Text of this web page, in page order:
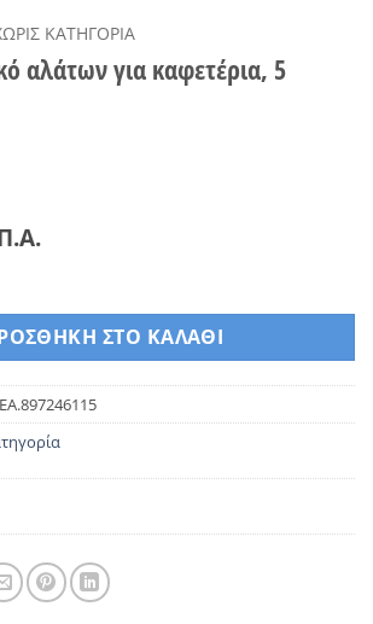
ΚΑΤΗΓΟΡΊΑ
αλάτων για καφετέρια, 5
αλάτων για καφετέρια, 5 δόσεων 250ml
ΣΤΟ ΚΑΛΆΘΙ
EA.897246115